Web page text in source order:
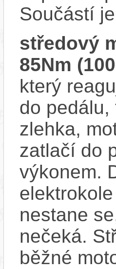
Součástí je
středový
85Nm
který
do
zlehka,
zatlačí do
výkonem.
nestane
nečeká.
běžné